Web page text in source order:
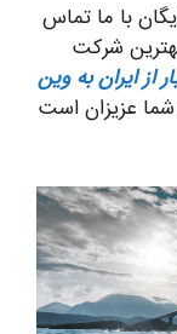
با ما تماس
شرکت
از ایران به وین
شما عزیزان است